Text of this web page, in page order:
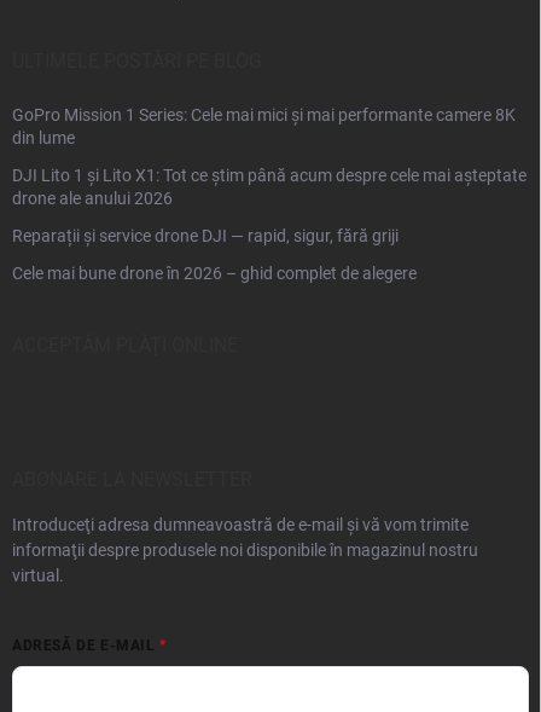
GoPro Mission 1 Series: Cele mai mici și mai performante camere 8K
din lume
DJI Lito 1 și Lito X1: Tot ce știm până acum despre cele mai așteptate
drone ale anului 2026
Reparații și service drone DJI — rapid, sigur, fără griji
Cele mai bune drone în 2026 – ghid complet de alegere
Introduceţi adresa dumneavoastră de e-mail şi vă vom trimite
informaţii despre produsele noi disponibile în magazinul nostru
virtual.
ADRESĂ DE E-MAIL